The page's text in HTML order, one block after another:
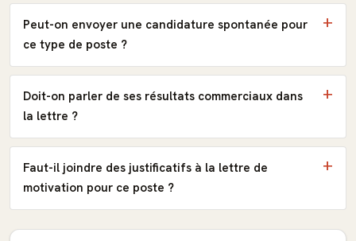
Peut-on envoyer une candidature spontanée pour
ce type de poste ?
Doit-on parler de ses résultats commerciaux dans
la lettre ?
Faut-il joindre des justificatifs à la lettre de
motivation pour ce poste ?